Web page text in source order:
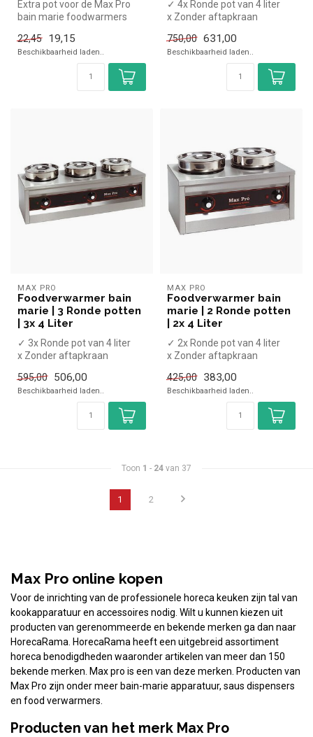
Extra pot voor de Max Pro
bain marie foodwarmers
22,45
19,15
Beschikbaarheid laden..
✓ 4x Ronde pot van 4 liter
x Zonder aftapkraan
✓ 1000 Watt
✓ 23...
750,00 631,00
Beschikbaarheid laden..
MAX PRO
Foodverwarmer bain
marie | 3 Ronde potten
| 3x 4 Liter
✓ 3x Ronde pot van 4 liter
x Zonder aftapkraan
✓ 750 Watt
✓ 230...
595,00 506,00
Beschikbaarheid laden..
MAX PRO
Foodverwarmer bain
marie | 2 Ronde potten
| 2x 4 Liter
✓ 2x Ronde pot van 4 liter
x Zonder aftapkraan
✓ 500 Watt
✓ 230...
425,00 383,00
Beschikbaarheid laden..
Toon 1 - 24 van 37
1 2
Max Pro online kopen
Voor de inrichting van de professionele horeca keuken zijn tal van
kookapparatuur en accessoires nodig. Wilt u kunnen kiezen uit
producten van gerenommeerde en bekende merken ga dan naar
HorecaRama. HorecaRama heeft een uitgebreid assortiment
horeca benodigdheden waaronder artikelen van meer dan 150
bekende merken. Max pro is een van deze merken. Producten van
Max Pro zijn onder meer bain-marie apparatuur, saus dispensers
en food verwarmers.
Producten van het merk Max Pro